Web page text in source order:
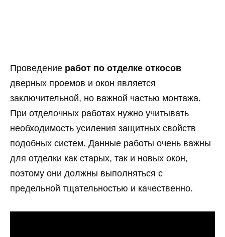
Проведение работ по отделке откосов
дверных проемов и окон является
заключительной, но важной частью монтажа.
При отделочных работах нужно учитывать
необходимость усиления защитных свойств
подобных систем. Данные работы очень важны
для отделки как старых, так и новых окон,
поэтому они должны выполняться с
предельной тщательностью и качественно.